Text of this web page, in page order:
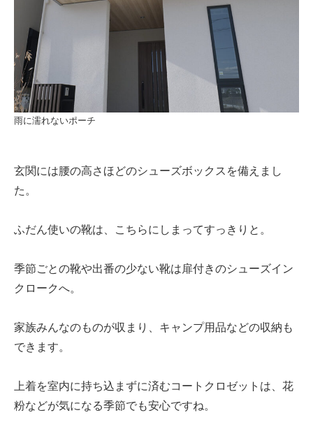
雨に濡れないポーチ
玄関には腰の高さほどのシューズボックスを備えまし
た。
ふだん使いの靴は、こちらにしまってすっきりと。
季節ごとの靴や出番の少ない靴は扉付きのシューズイン
クロークへ。
家族みんなのものが収まり、キャンプ用品などの収納も
できます。
上着を室内に持ち込まずに済むコートクロゼットは、花
粉などが気になる季節でも安心ですね。